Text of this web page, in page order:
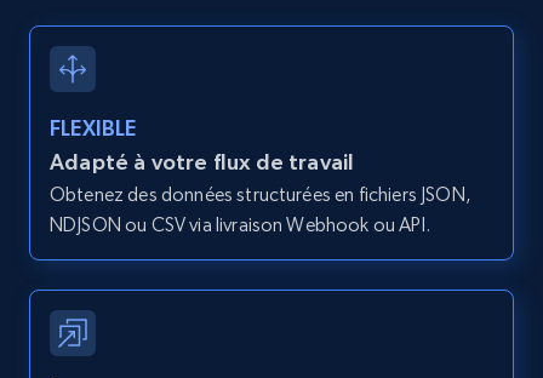
Zillow properties listing information -
Discover by custom filters - location, home
type and status
Zpid, City, State, HomeStatus, Address,
IsListingClaimedByCurrentSignedInUser,
IsCurrentSignedInAgentResponsible, Bedrooms,
and more.
FLEXIBLE
Adapté à votre flux de travail
Obtenez des données structurées en fichiers JSON,
NDJSON ou CSV via livraison Webhook ou API.